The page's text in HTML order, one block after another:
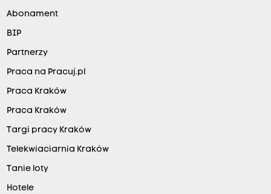
Abonament
BIP
Partnerzy
Praca na Pracuj.pl
Praca Kraków
Praca Kraków
Targi pracy Kraków
Telekwiaciarnia Kraków
Tanie loty
Hotele